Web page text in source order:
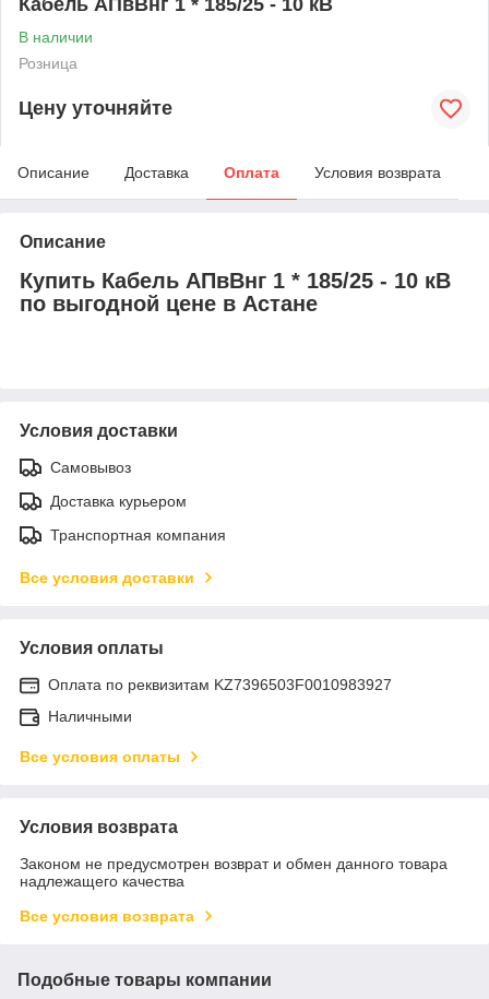
В наличии
Розница
Цену уточняйте
Описание Доставка Оплата Условия возврата
Описание
Купить Кабель АПвВнг 1 * 185/25 - 10 кВ
по выгодной цене в Астане
Условия доставки
Самовывоз
Доставка курьером
Транспортная компания
Все условия доставки
Условия оплаты
Оплата по реквизитам KZ7396503F0010983927
Наличными
Все условия оплаты
Условия возврата
Законом не предусмотрен возврат и обмен данного товара
надлежащего качества
Все условия возврата
Подобные товары компании